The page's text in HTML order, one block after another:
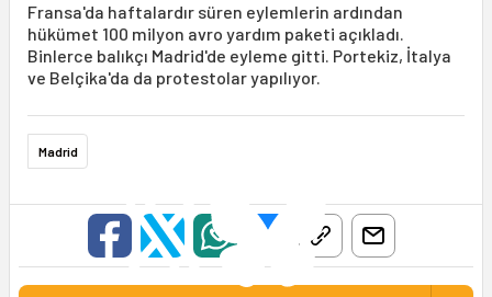
Fransa'da haftalardır süren eylemlerin ardından
hükümet 100 milyon avro yardım paketi açıkladı.
Binlerce balıkçı Madrid'de eyleme gitti. Portekiz, İtalya
ve Belçika'da da protestolar yapılıyor.
Madrid